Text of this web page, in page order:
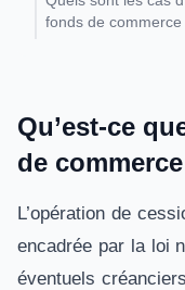
fonds de commerce
Qu’est-ce
de
L’opération de
encadrée par la loi
éventuels